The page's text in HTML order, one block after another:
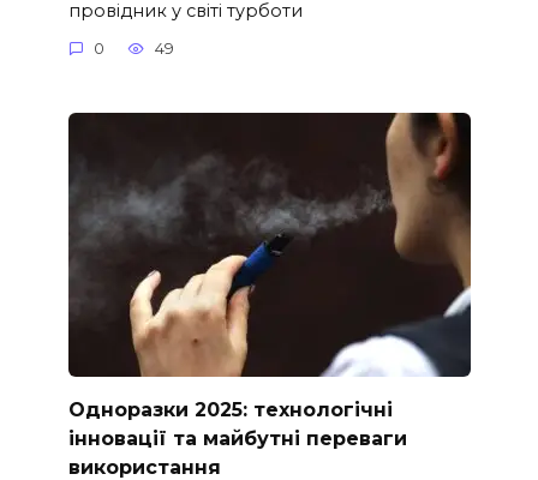
провідник у світі турботи
0 49
Одноразки 2025: технологічні
інновації та майбутні переваги
використання